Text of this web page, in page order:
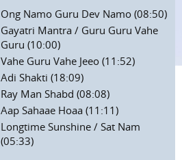
Ong Namo Guru Dev Namo (08:50)
Gayatri Mantra / Guru Guru Vahe
Guru (10:00)
Vahe Guru Vahe Jeeo (11:52)
Adi Shakti (18:09)
Ray Man Shabd (08:08)
Aap Sahaae Hoaa (11:11)
Longtime Sunshine / Sat Nam
(05:33)